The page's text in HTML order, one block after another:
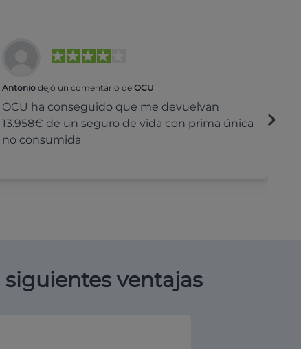
Antonio dejó un comentario deOCU
OCU ha conseguido que me devuelvan
13.958€ de un seguro de vida con prima única
no consumida
ventajas